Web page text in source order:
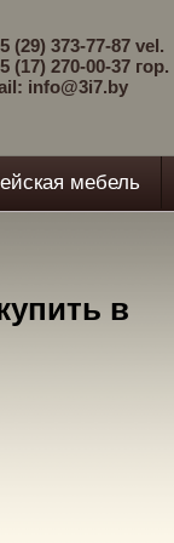
(29) 373-77-87 vel.
(17) 270-00-37 гор.
info@3i7.by
мебель
в